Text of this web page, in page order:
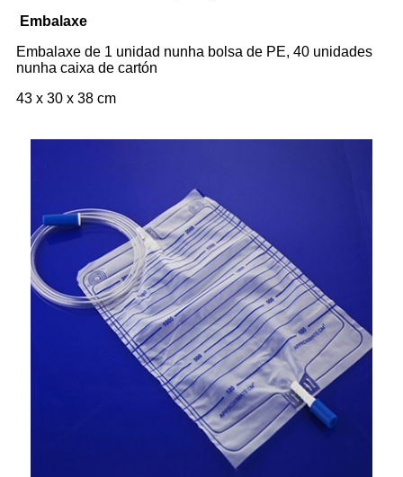
Embalaxe
Embalaxe de 1 unidad nunha bolsa de PE, 40 unidades
nunha caixa de cartón
43 x 30 x 38 cm